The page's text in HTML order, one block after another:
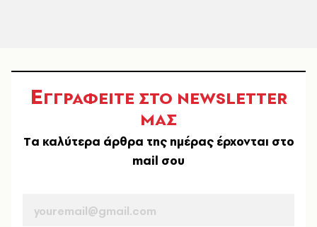
ΕΓΓΡΑΦΕΙΤΕ ΣΤΟ NEWSLETTER
ΜΑΣ
Tα καλύτερα άρθρα της ημέρας έρχονται στο
mail σου